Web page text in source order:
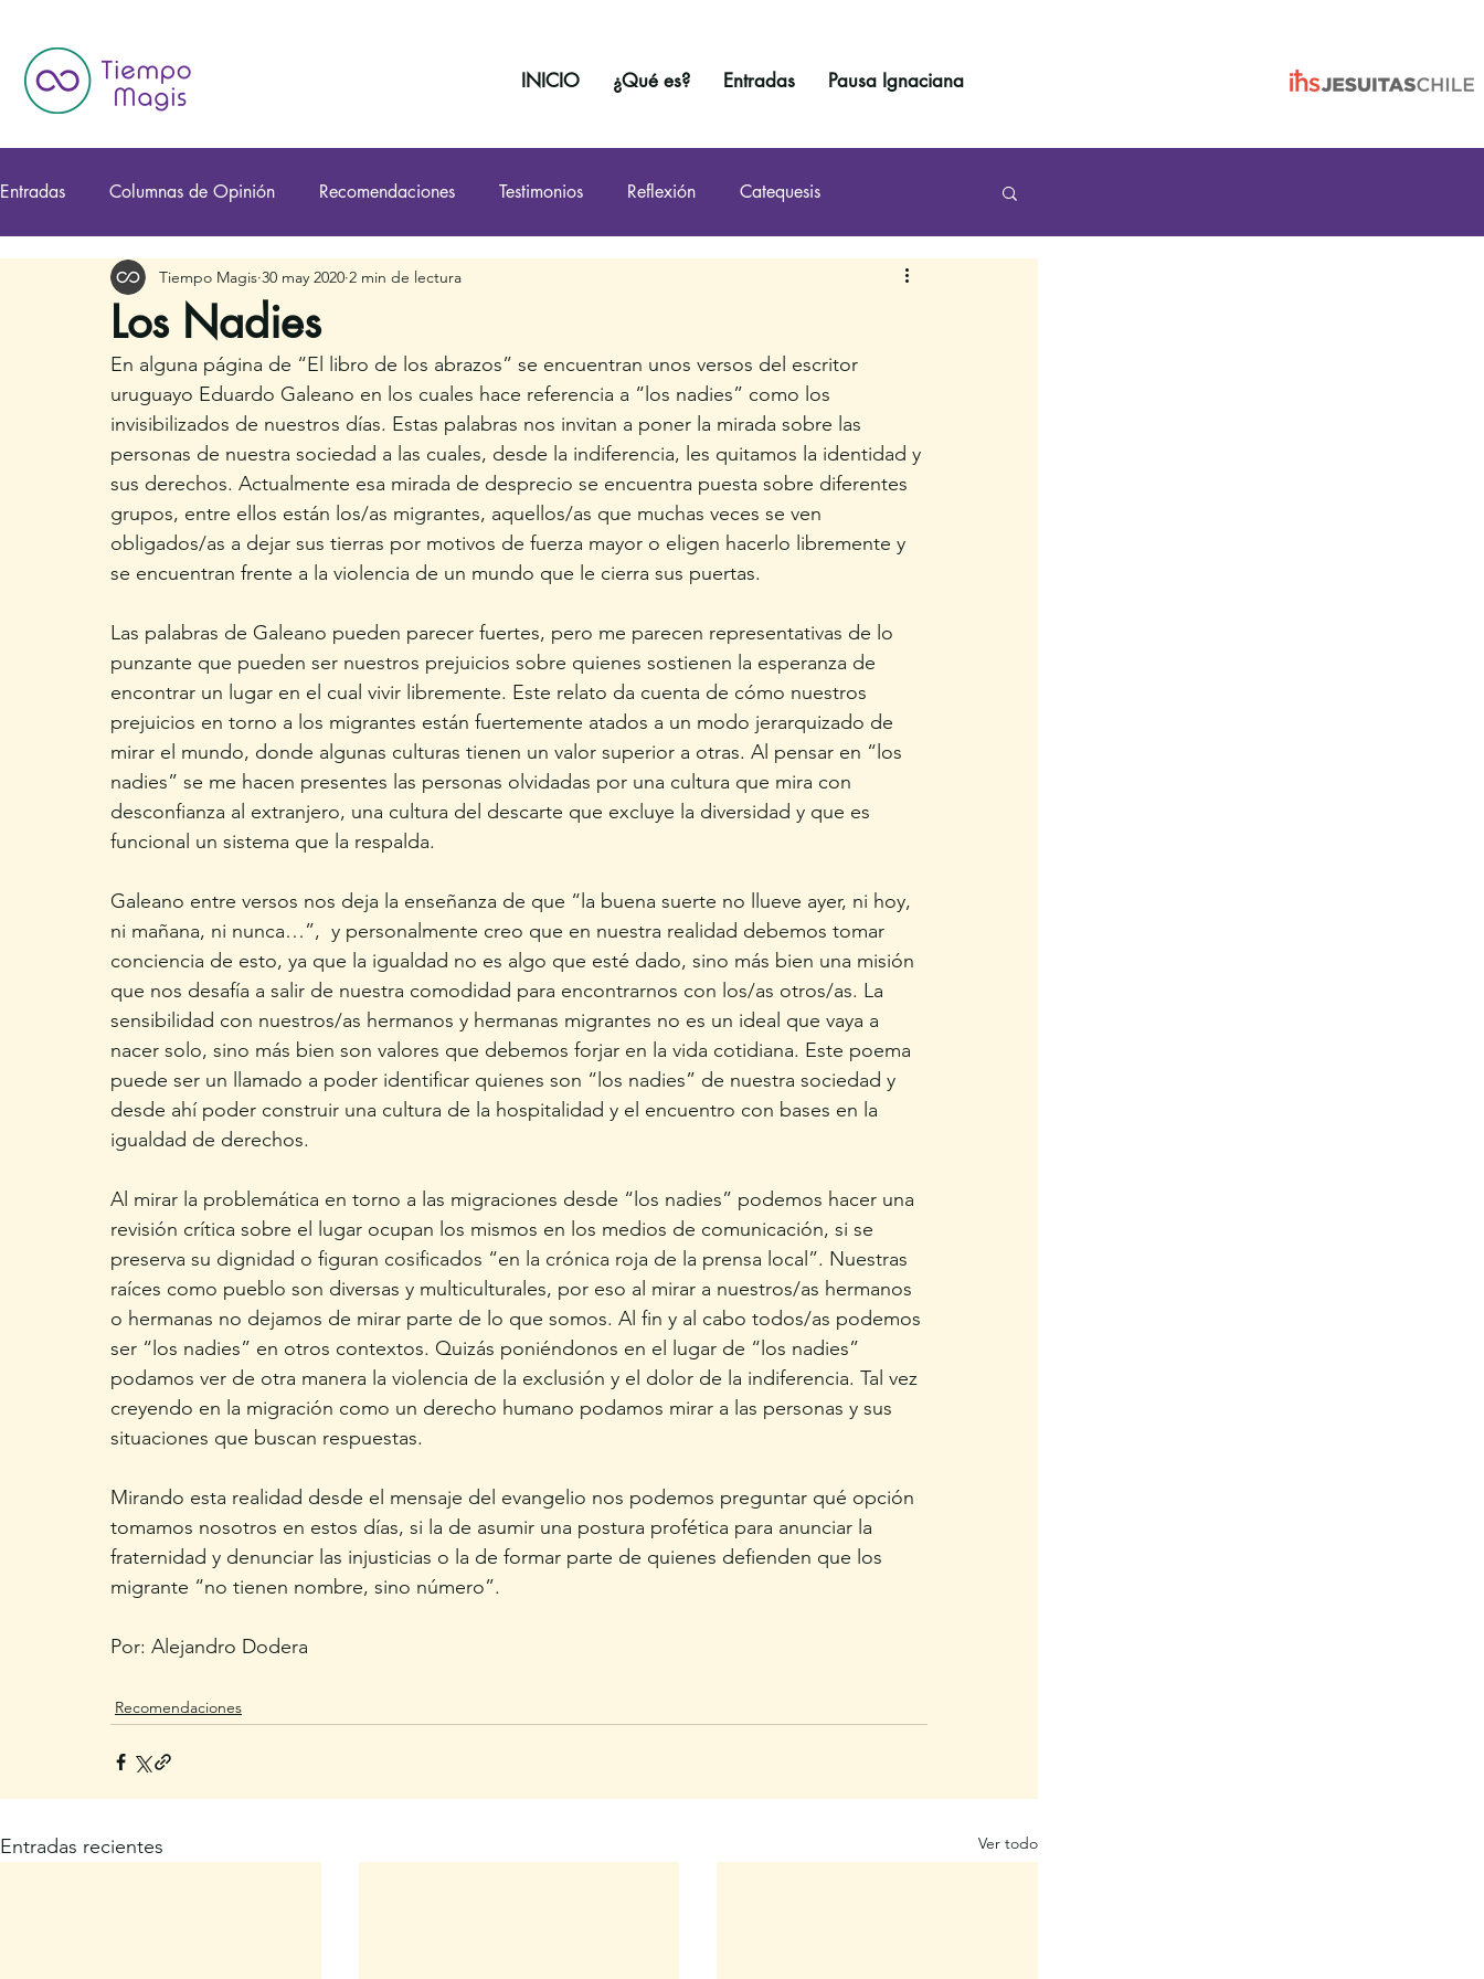
INICIO ¿Qué es? Entradas Pausa Ignaciana
Entradas Columnas de Opinión Recomendaciones Testimonios Reflexión Catequesis
Los Nadies
Tiempo Magis 30 may 2020 2 min de lectura
En alguna página de “El libro de los abrazos” se encuentran unos versos del escritor
uruguayo Eduardo Galeano en los cuales hace referencia a “los nadies” como los
invisibilizados de nuestros días. Estas palabras nos invitan a poner la mirada sobre las
personas de nuestra sociedad a las cuales, desde la indiferencia, les quitamos la identidad y
sus derechos. Actualmente esa mirada de desprecio se encuentra puesta sobre diferentes
grupos, entre ellos están los/as migrantes, aquellos/as que muchas veces se ven
obligados/as a dejar sus tierras por motivos de fuerza mayor o eligen hacerlo libremente y
se encuentran frente a la violencia de un mundo que le cierra sus puertas.
Las palabras de Galeano pueden parecer fuertes, pero me parecen representativas de lo
punzante que pueden ser nuestros prejuicios sobre quienes sostienen la esperanza de
encontrar un lugar en el cual vivir libremente. Este relato da cuenta de cómo nuestros
prejuicios en torno a los migrantes están fuertemente atados a un modo jerarquizado de
mirar el mundo, donde algunas culturas tienen un valor superior a otras. Al pensar en “los
nadies” se me hacen presentes las personas olvidadas por una cultura que mira con
desconfianza al extranjero, una cultura del descarte que excluye la diversidad y que es
funcional un sistema que la respalda.
Galeano entre versos nos deja la enseñanza de que “la buena suerte no llueve ayer, ni hoy,
ni mañana, ni nunca…”,  y personalmente creo que en nuestra realidad debemos tomar
conciencia de esto, ya que la igualdad no es algo que esté dado, sino más bien una misión
que nos desafía a salir de nuestra comodidad para encontrarnos con los/as otros/as. La
sensibilidad con nuestros/as hermanos y hermanas migrantes no es un ideal que vaya a
nacer solo, sino más bien son valores que debemos forjar en la vida cotidiana. Este poema
puede ser un llamado a poder identificar quienes son “los nadies” de nuestra sociedad y
desde ahí poder construir una cultura de la hospitalidad y el encuentro con bases en la
igualdad de derechos.
Al mirar la problemática en torno a las migraciones desde “los nadies” podemos hacer una
revisión crítica sobre el lugar ocupan los mismos en los medios de comunicación, si se
preserva su dignidad o figuran cosificados “en la crónica roja de la prensa local”. Nuestras
raíces como pueblo son diversas y multiculturales, por eso al mirar a nuestros/as hermanos
o hermanas no dejamos de mirar parte de lo que somos. Al fin y al cabo todos/as podemos
ser “los nadies” en otros contextos. Quizás poniéndonos en el lugar de “los nadies”
podamos ver de otra manera la violencia de la exclusión y el dolor de la indiferencia. Tal vez
creyendo en la migración como un derecho humano podamos mirar a las personas y sus
situaciones que buscan respuestas.
Mirando esta realidad desde el mensaje del evangelio nos podemos preguntar qué opción
tomamos nosotros en estos días, si la de asumir una postura profética para anunciar la
fraternidad y denunciar las injusticias o la de formar parte de quienes defienden que los
migrante “no tienen nombre, sino número”.
Por: Alejandro Dodera
Recomendaciones
Entradas recientes Ver todo